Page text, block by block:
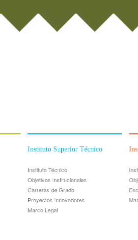
Instituto Superior Técnico
Instituto Técnico
Objetivos Institucionales
Carreras de Grado
Proyectos Innovadores
Marco Legal